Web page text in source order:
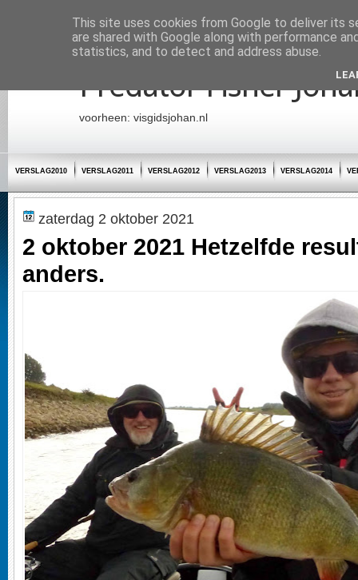
Startpagina
Predator Fisher
voorheen: visgidsjohan.nl
VERSLAG2010 VERSLAG2011 VERSLAG2012 VERSLAG2013 VERSLAG2014
zaterdag 2 oktober 2021
2 oktober 2021 Hetzelfde
anders.
This site uses cookies from Google to deliver its
are shared with Google along with performance
statistics, and to detect and address abuse.